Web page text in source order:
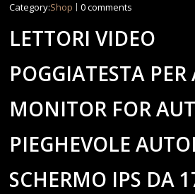
Category:Shop 0 comments
LETTORI VIDEO
POGGIATESTA PER
MONITOR FOR
PIEGHEVOLE
SCHERMO IPS DA